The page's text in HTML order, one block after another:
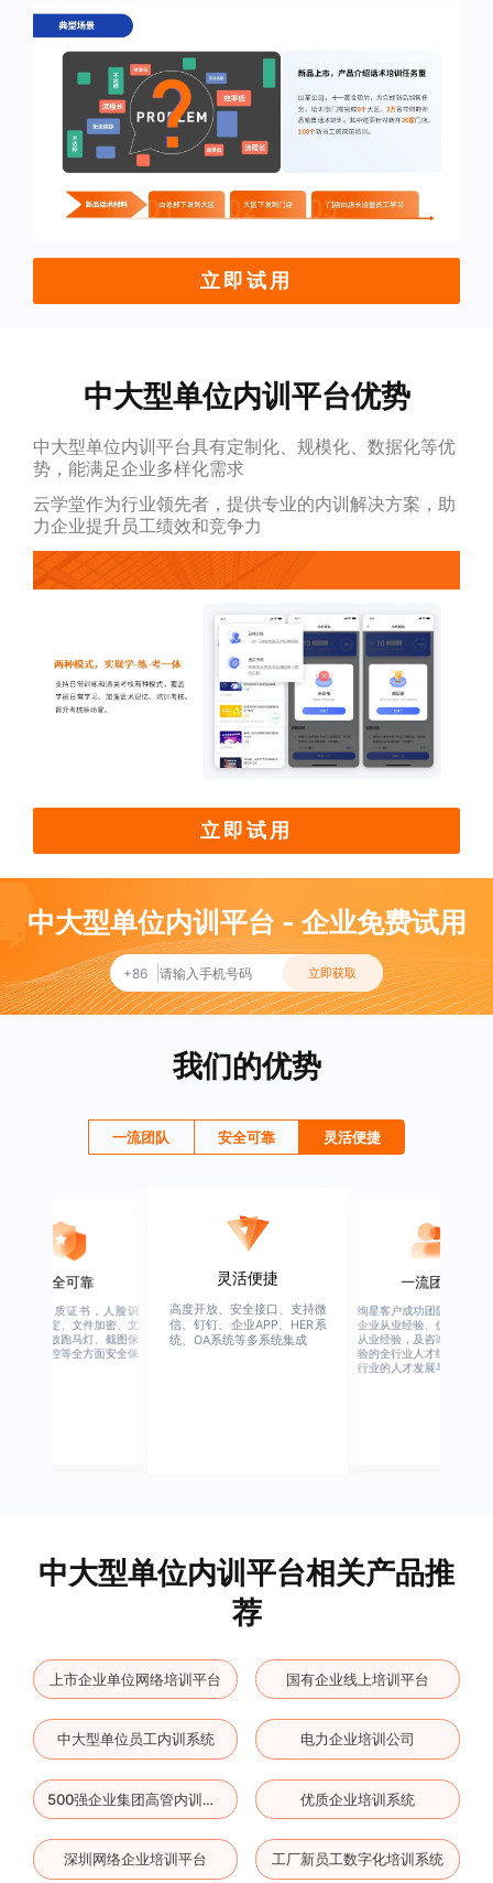
立即试用
中大型单位内训平台优势
中大型单位内训平台具有定制化、规模化、数据化等优
势，能满足企业多样化需求
云学堂作为行业领先者，提供专业的内训解决方案，助
力企业提升员工绩效和竞争力
立即试用
中大型单位内训平台 - 企业免费试用
+86 立即获取
我们的优势
一流团队 安全可靠 灵活便捷
安全可靠
业权威资质证书，人脸识
、设备绑定、文件加密、文
水印、播放跑马灯、截图保
、权限管控等全方面安全保
灵活便捷
高度开放、安全接口、支持微
信、钉钉、企业APP、HER系
统、OA系统等多系统集成
一流团队
绚星客户成功团队，由有多
企业从业经验、优秀培训机
从业经验，及咨询公司从业
验的全行业人才组成，涉猎
行业的人才发展与培养模块
中大型单位内训平台相关产品推
荐
上市企业单位网络培训平台 国有企业线上培训平台
中大型单位员工内训系统 电力企业培训公司
500强企业集团高管内训云平台 优质企业培训系统
深圳网络企业培训平台 工厂新员工数字化培训系统